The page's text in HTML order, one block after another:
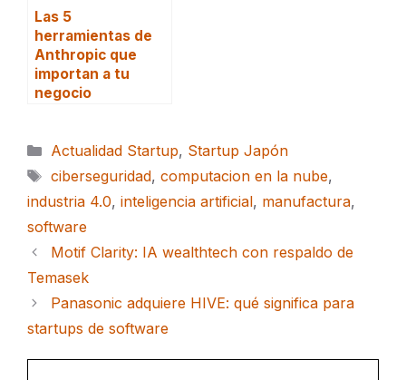
Las 5
herramientas de
Anthropic que
importan a tu
negocio
Categorías
Actualidad Startup, Startup Japón
Etiquetas
ciberseguridad, computacion en la nube,
industria 4.0, inteligencia artificial, manufactura,
software
Motif Clarity: IA wealthtech con respaldo de
Temasek
Panasonic adquiere HIVE: qué significa para
startups de software